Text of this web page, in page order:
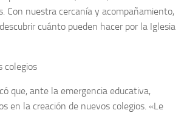
Con nuestra cercanía y acompañamiento,
cuánto pueden hacer por la Iglesia
colegios
que, ante la emergencia educativa,
en la creación de nuevos colegios. «Le